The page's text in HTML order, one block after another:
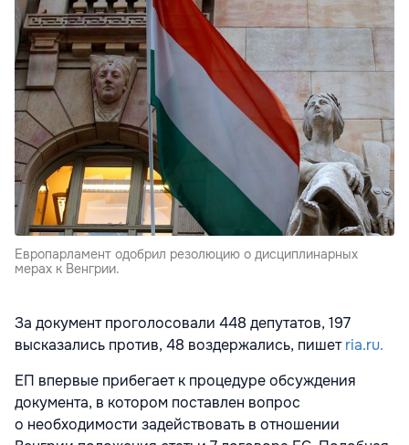
Европарламент одобрил резолюцию о дисциплинарных
мерах к Венгрии.
За документ проголосовали 448 депутатов, 197
высказались против, 48 воздержались, пишетria.ru.
ЕП впервые прибегает к процедуре обсуждения
документа, в котором поставлен вопрос
о необходимости задействовать в отношении